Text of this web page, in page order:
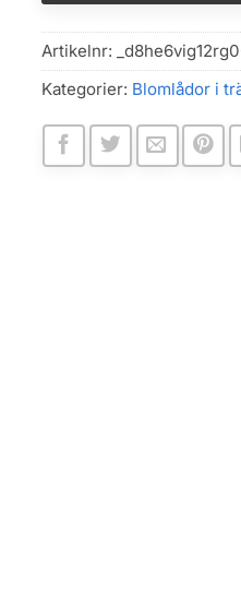
Artikelnr:
Kategorier: Blomlådor i